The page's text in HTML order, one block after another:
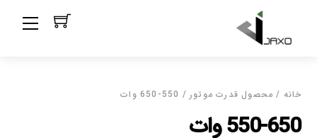
content
خانه / محصول قدرت موتور / 550-650 وات
550-650 وات